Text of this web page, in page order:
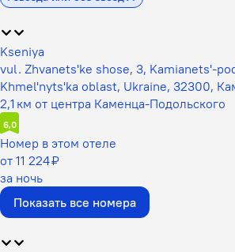
Kseniya
vul. Zhvanets'ke shose, 3, Kamianets'-
Khmel'nyts'ka oblast, Ukraine, 32300,
2,1 км от центра Каменца-Подольского
6,0
Номер в этом отеле
от 11 224 ₽
за ночь
Показать все номера